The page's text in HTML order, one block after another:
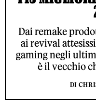
Dai remake
ai revival
gaming negli
è il vecchio
DI